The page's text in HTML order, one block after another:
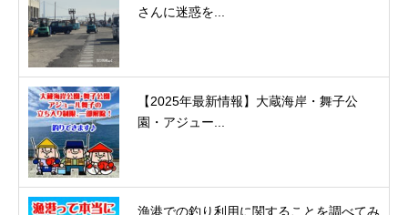
さんに迷惑を...
【2025年最新情報】大蔵海岸・舞子公
園・アジュー...
漁港での釣り利用に関することを調べてみ